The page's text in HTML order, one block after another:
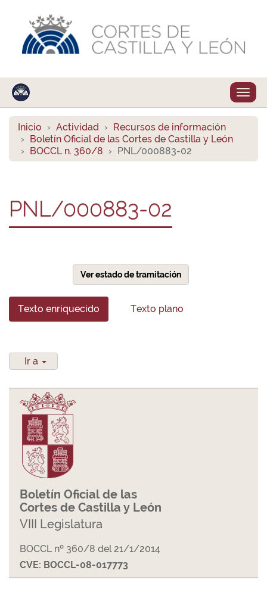
Inicio Actividad
Recursos de información
Boletín Oficial de las Cortes de Castilla y León
BOCCL n. 360/8
PNL/000883-02
PNL/000883-02
Ver estado de tramitación
Texto enriquecido Texto plano
Ir a
Boletín Oficial de las
Cortes de Castilla y León
VIII Legislatura
BOCCL nº 360/8 del 21/1/2014
CVE: BOCCL-08-017773